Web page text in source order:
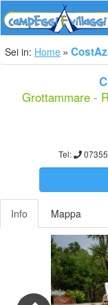
Sei in: Home
Grottammare -
Tel:
Info Mappa
Previous